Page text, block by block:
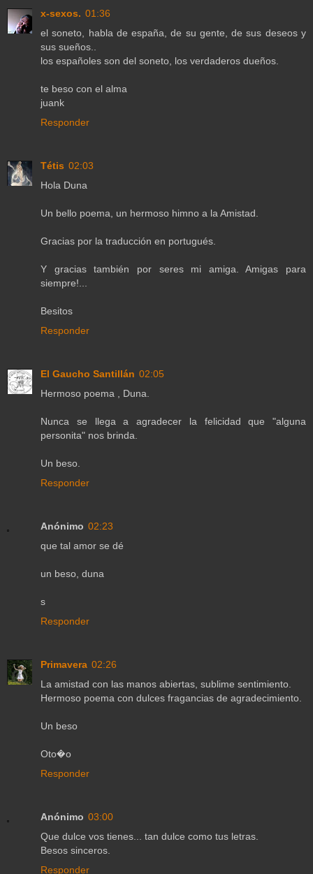
x-sexos. 01:36
el soneto, habla de españa, de su gente, de sus deseos y
sus sueños..
los españoles son del soneto, los verdaderos dueños.
te beso con el alma
juank
Responder
Tétis 02:03
Hola Duna
Un bello poema, un hermoso himno a la Amistad.
Gracias por la traducción en portugués.
Y gracias también por seres mi amiga. Amigas para
siempre!...
Besitos
Responder
El Gaucho Santillán 02:05
Hermoso poema , Duna.
Nunca se llega a agradecer la felicidad que "alguna
personita" nos brinda.
Un beso.
Responder
Anónimo 02:23
que tal amor se dé
un beso, duna
s
Responder
Primavera 02:26
La amistad con las manos abiertas, sublime sentimiento.
Hermoso poema con dulces fragancias de agradecimiento.
Un beso
Oto�o
Responder
Anónimo 03:00
Que dulce vos tienes... tan dulce como tus letras.
Besos sinceros.
Responder